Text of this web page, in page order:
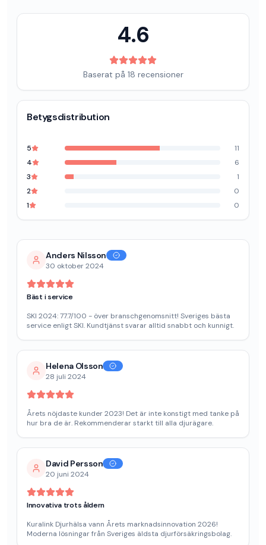
4.6
Baserat på 18 recensioner
Betygsdistribution
5
11
4
6
3
1
2
0
1
0
Anders Nilsson
30 oktober 2024
Bäst i service
SKI 2024: 77.7/100 - över branschgenomsnitt! Sveriges bästa
service enligt SKI. Kundtjänst svarar alltid snabbt och kunnigt.
Helena Olsson
28 juli 2024
Årets nöjdaste kunder 2023! Det är inte konstigt med tanke på
hur bra de är. Rekommenderar starkt till alla djurägare.
David Persson
20 juni 2024
Innovativa trots åldern
Kuralink Djurhälsa vann Årets marknadsinnovation 2026!
Moderna lösningar från Sveriges äldsta djurförsäkringsbolag.